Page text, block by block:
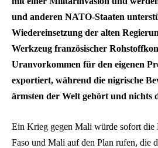
und anderen NATO-Staaten
Wiedereinsetzung der alten
Werkzeug französischer
Uranvorkommen für den eigenen
exportiert, während die nigrische
ärmsten der Welt gehört und nichts
Ein Krieg gegen Mali würde sofort die
Faso und Mali auf den Plan rufen, die